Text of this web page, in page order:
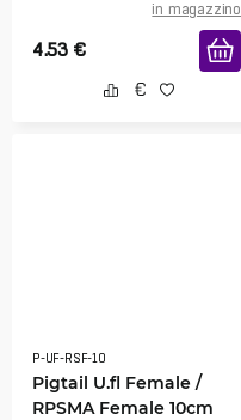
in magazzino
4.53 €
P-UF-RSF-10
Pigtail U.fl Female /
RPSMA Female 10cm